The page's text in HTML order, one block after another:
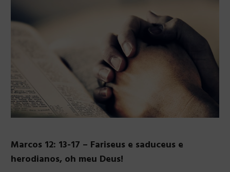
Marcos 12: 13-17 – Fariseus e saduceus e
herodianos, oh meu Deus!